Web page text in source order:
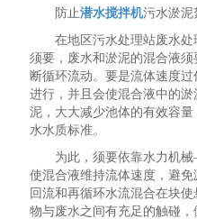
防止潜水搅拌机污水淤泥
在地区污水处理站废水处
须要，废水和淤泥的混合液
断循环流动。要是流体速度
进行，并且会使混合液中的
泥，大大减少池体的有效容
水水质标准。
为此，须要依靠水力机
使混合液维持流体速度，避
回流和再循环水流混合在块
物与废水之间有充足的触碰，